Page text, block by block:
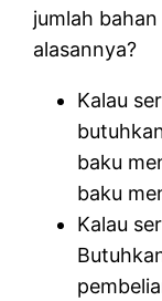
jumlah
alasannya?
Kalau
baku
baku
Kalau